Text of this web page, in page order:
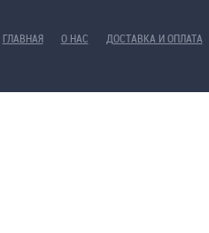
ГЛАВНАЯ О НАС ДОСТАВКА И ОПЛАТА